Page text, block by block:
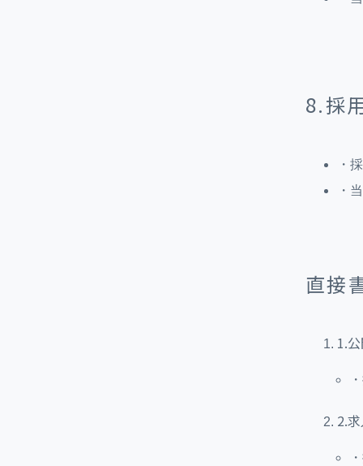
8.採
・
・
直接
1.
2.